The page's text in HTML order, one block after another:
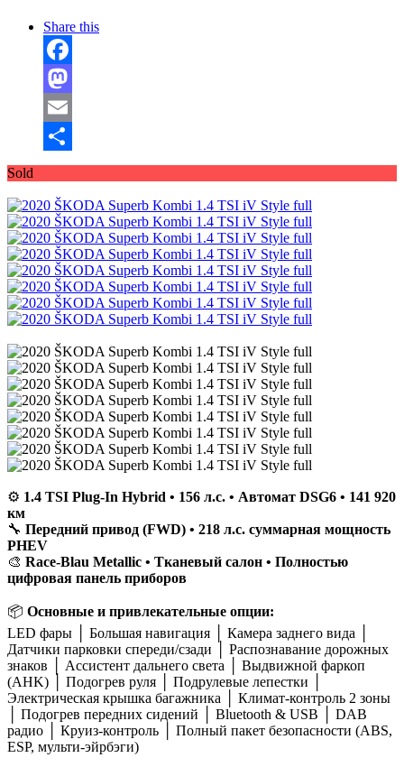
Share this
Facebook
Mastodon
Email
Отправить
Sold
⚙️ 1.4 TSI Plug-In Hybrid • 156 л.с. • Автомат DSG6 • 141 920
км
🔧 Передний привод (FWD) • 218 л.с. суммарная мощность
PHEV
🎨 Race-Blau Metallic • Тканевый салон • Полностью
цифровая панель приборов
📦 Основные и привлекательные опции:
LED фары │ Большая навигация │ Камера заднего вида │
Датчики парковки спереди/сзади │ Распознавание дорожных
знаков │ Ассистент дальнего света │ Выдвижной фаркоп
(AHK) │ Подогрев руля │ Подрулевые лепестки │
Электрическая крышка багажника │ Климат-контроль 2 зоны
│ Подогрев передних сидений │ Bluetooth & USB │ DAB
радио │ Круиз-контроль │ Полный пакет безопасности (ABS,
ESP, мульти-эйрбэги)